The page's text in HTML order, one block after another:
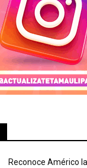
Reconoce Américo